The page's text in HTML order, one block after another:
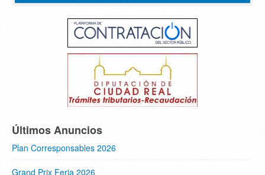
Últimos Anuncios
Plan Corresponsables 2026
Grand Prix Feria 2026